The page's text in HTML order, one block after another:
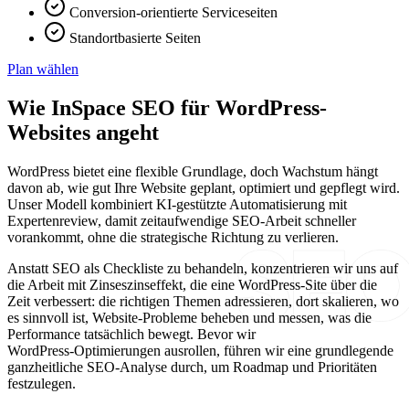
Conversion-orientierte Serviceseiten
Standortbasierte Seiten
Plan wählen
Wie InSpace SEO für WordPress-
Websites angeht
WordPress bietet eine flexible Grundlage, doch Wachstum hängt
davon ab, wie gut Ihre Website geplant, optimiert und gepflegt wird.
Unser Modell kombiniert KI‑gestützte Automatisierung mit
Expertenreview, damit zeitaufwendige SEO‑Arbeit schneller
vorankommt, ohne die strategische Richtung zu verlieren.
Anstatt SEO als Checkliste zu behandeln, konzentrieren wir uns auf
die Arbeit mit Zinseszinseffekt, die eine WordPress‑Site über die
Zeit verbessert: die richtigen Themen adressieren, dort skalieren, wo
es sinnvoll ist, Website‑Probleme beheben und messen, was die
Performance tatsächlich bewegt. Bevor wir
WordPress‑Optimierungen ausrollen, führen wir eine grundlegende
ganzheitliche SEO‑Analyse durch, um Roadmap und Prioritäten
festzulegen.